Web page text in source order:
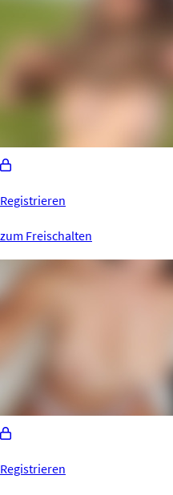
Registrieren
zum Freischalten
Registrieren